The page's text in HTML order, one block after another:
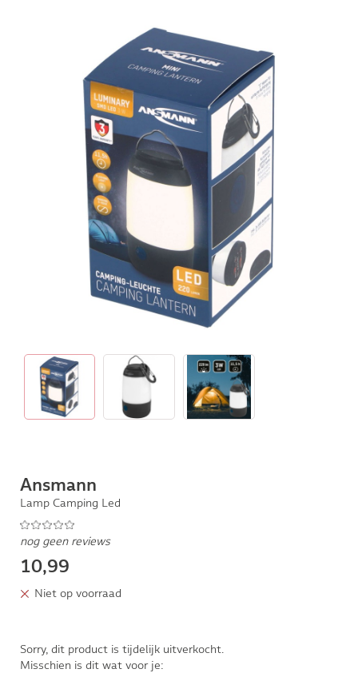
Ansmann
Lamp Camping Led
nog geen reviews
10,99
Niet op voorraad
Sorry, dit product is tijdelijk uitverkocht.
Misschien is dit wat voor je: